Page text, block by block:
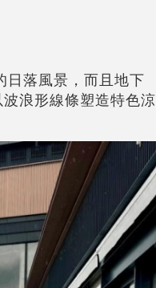
日落風景，而且地下
浪形線條塑造特色涼